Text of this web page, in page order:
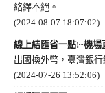
絡繹不絕。
(2024-08-07 18:07:02)
線上結匯省一點!~機場
出國換外幣，臺灣銀
(2024-07-26 13:52:06)